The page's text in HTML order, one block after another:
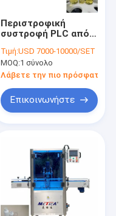
Περιστροφική
συστροφή PLC από
μηχανής
Τιμή:USD 7000-10000/SET
MOQ:1 σύνολο
Λάβετε την πιο πρόσφατη
Επικοινωνήστε